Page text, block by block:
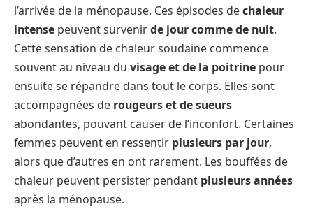
l’arrivée de la ménopause. Ces épisodes dechaleur
intense peuvent survenirde jour comme de nuit.
Cette sensation de chaleur soudaine commence
souvent au niveau du visage et de la poitrine pour
ensuite se répandre dans tout le corps. Elles sont
accompagnées de rougeurs et de sueurs
abondantes, pouvant causer de l’inconfort. Certaines
femmes peuvent en ressentir plusieurs par jour,
alors que d’autres en ont rarement. Les bouffées de
chaleur peuvent persister pendant plusieurs années
après la ménopause.